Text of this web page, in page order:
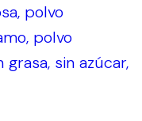
polvo
polvo
sin azúcar,